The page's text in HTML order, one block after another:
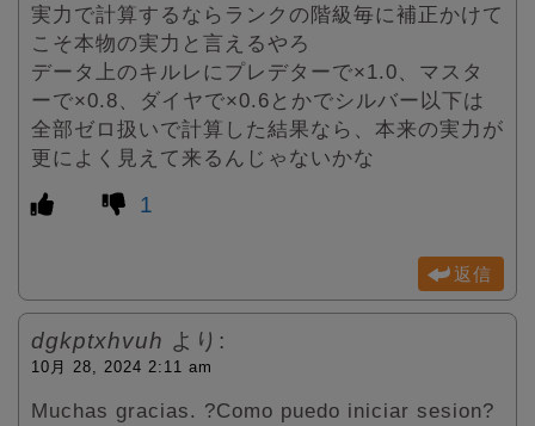
実力で計算するならランクの階級毎に補正かけて
こそ本物の実力と言えるやろ
データ上のキルレにプレデターで×1.0、マスタ
ーで×0.8、ダイヤで×0.6とかでシルバー以下は
全部ゼロ扱いで計算した結果なら、本来の実力が
更によく見えて来るんじゃないかな
1
返信
dgkptxhvuh より:
10月 28, 2024 2:11 am
Muchas gracias. ?Como puedo iniciar sesion?